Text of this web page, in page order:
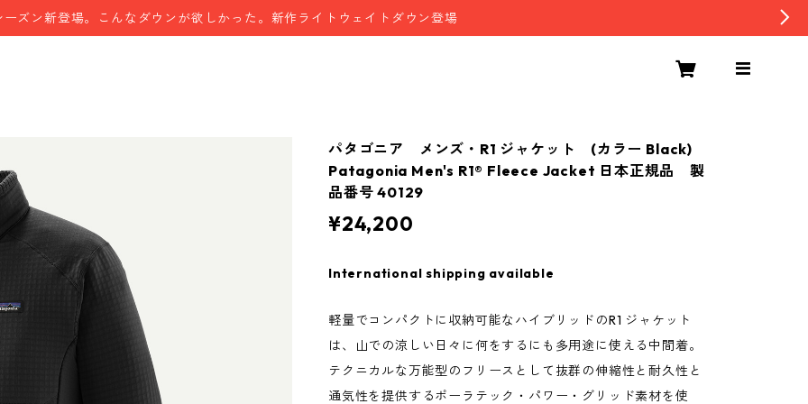
ーズン新登場。こんなダウンが欲しかった。新作ライトウェイトダウン登場
パタゴニア メンズ・R1 ジャケット (カラー Black)
Patagonia Men's R1® Fleece Jacket 日本正規品 製
品番号 40129
¥24,200
International shipping available
軽量でコンパクトに収納可能なハイブリッドのR1 ジャケット
は、山での涼しい日々に何をするにも多用途に使える中間着。
テクニカルな万能型のフリースとして抜群の伸縮性と耐久性と
通気性を提供するポーラテック・パワー・グリッド素材を使